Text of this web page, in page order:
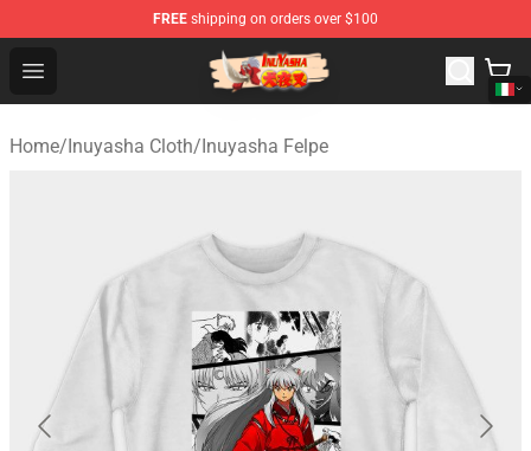
FREE shipping on orders over $100
Open menu
Inuyasha Store - Official Inuyasha Merchandise Shop
Home/Inuyasha Cloth/Inuyasha Felpe